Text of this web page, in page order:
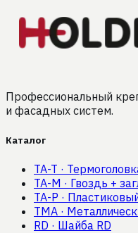
Профессиональный
и фасадных систем.
Каталог
TA-T ·
TA-M · Гвоздь +
TA-P ·
TMA ·
RD · Шайба RD